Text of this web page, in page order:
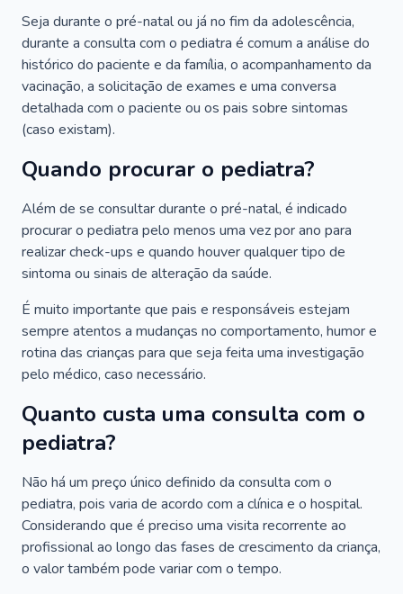
Seja durante o pré-natal ou já no fim da adolescência,
durante a consulta com o pediatra é comum a análise do
histórico do paciente e da família, o acompanhamento da
vacinação, a solicitação de exames e uma conversa
detalhada com o paciente ou os pais sobre sintomas
(caso existam).
Quando procurar o pediatra?
Além de se consultar durante o pré-natal, é indicado
procurar o pediatra pelo menos uma vez por ano para
realizar check-ups e quando houver qualquer tipo de
sintoma ou sinais de alteração da saúde.
É muito importante que pais e responsáveis estejam
sempre atentos a mudanças no comportamento, humor e
rotina das crianças para que seja feita uma investigação
pelo médico, caso necessário.
Quanto custa uma consulta com o
pediatra?
Não há um preço único definido da consulta com o
pediatra, pois varia de acordo com a clínica e o hospital.
Considerando que é preciso uma visita recorrente ao
profissional ao longo das fases de crescimento da criança,
o valor também pode variar com o tempo.